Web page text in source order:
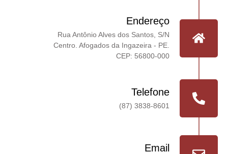
Endereço
Rua Antônio Alves dos Santos, S/N
Centro. Afogados da Ingazeira - PE.
CEP: 56800-000
Telefone
(87) 3838-8601
Email